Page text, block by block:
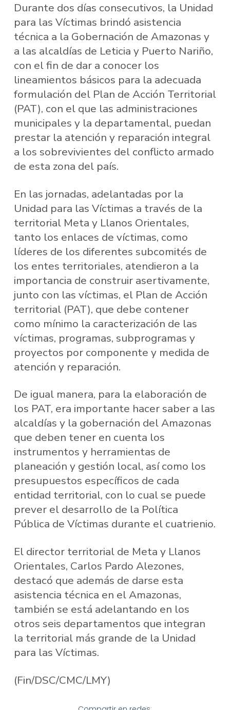
Durante dos días consecutivos, la Unidad
para las Víctimas brindó asistencia
técnica a la Gobernación de Amazonas y
a las alcaldías de Leticia y Puerto Nariño,
con el fin de dar a conocer los
lineamientos básicos para la adecuada
formulación del Plan de Acción Territorial
(PAT), con el que las administraciones
municipales y la departamental, puedan
prestar la atención y reparación integral
a los sobrevivientes del conflicto armado
de esta zona del país.
En las jornadas, adelantadas por la
Unidad para las Víctimas a través de la
territorial Meta y Llanos Orientales,
tanto los enlaces de víctimas, como
líderes de los diferentes subcomités de
los entes territoriales, atendieron a la
importancia de construir asertivamente,
junto con las víctimas, el Plan de Acción
territorial (PAT), que debe contener
como mínimo la caracterización de las
víctimas, programas, subprogramas y
proyectos por componente y medida de
atención y reparación.
De igual manera, para la elaboración de
los PAT, era importante hacer saber a las
alcaldías y la gobernación del Amazonas
que deben tener en cuenta los
instrumentos y herramientas de
planeación y gestión local, así como los
presupuestos específicos de cada
entidad territorial, con lo cual se puede
prever el desarrollo de la Política
Pública de Víctimas durante el cuatrienio.
El director territorial de Meta y Llanos
Orientales, Carlos Pardo Alezones,
destacó que además de darse esta
asistencia técnica en el Amazonas,
también se está adelantando en los
otros seis departamentos que integran
la territorial más grande de la Unidad
para las Víctimas.
(Fin/DSC/CMC/LMY)